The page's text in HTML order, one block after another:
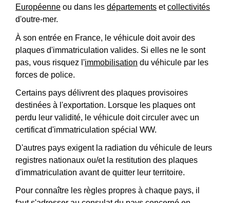
Européenne ou dans les départements etcollectivités
d'outre-mer.
À son entrée en France, le véhicule doit avoir des
plaques d'immatriculation valides. Si elles ne le sont
pas, vous risquez l'immobilisation du véhicule par les
forces de police.
Certains pays délivrent des plaques provisoires
destinées à l'exportation. Lorsque les plaques ont
perdu leur validité, le véhicule doit circuler avec un
certificat d'immatriculation spécial WW.
D'autres pays exigent la radiation du véhicule de leurs
registres nationaux ou/et la restitution des plaques
d'immatriculation avant de quitter leur territoire.
Pour connaître les règles propres à chaque pays, il